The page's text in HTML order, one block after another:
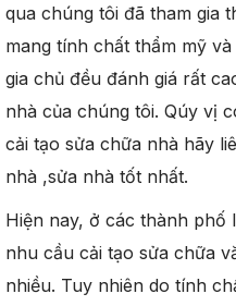
qua chúng tôi đã tham gia
mang tính chất thẩm mỹ
gia chủ đều đánh giá rất
nhà của chúng tôi. Qúy vị
cải tạo sửa chữa nhà hãy
nhà ,sửa nhà tốt nhất.
Hiện nay, ở các thành phố
nhu cầu cải tạo sửa chữa
nhiều. Tuy nhiên do tính